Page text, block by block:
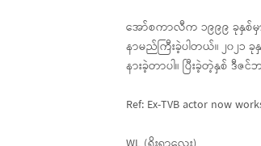
အော်စကာလီက ၁၉၉၉ ခုနှစ်မှ
နာမည်ကြီးခဲ့ပါတယ်။ ၂၀၂
နားခဲ့တာပါ။ ပြီးခဲ့တဲ့နှစ်
Ref: Ex-TVB actor now